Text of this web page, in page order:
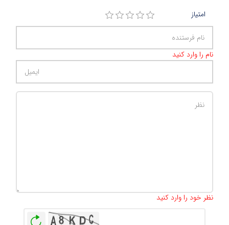
امتیاز
نام را وارد کنید
نظر خود را وارد کنید